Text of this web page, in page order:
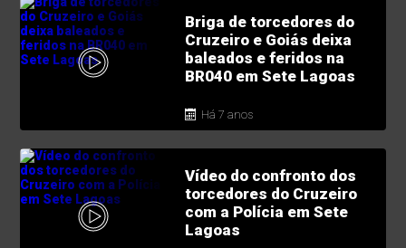
Briga de torcedores do
Cruzeiro e Goiás deixa
baleados e feridos na
BR040 em Sete Lagoas
Há 7 anos
Vídeo do confronto dos
torcedores do Cruzeiro
com a Polícia em Sete
Lagoas